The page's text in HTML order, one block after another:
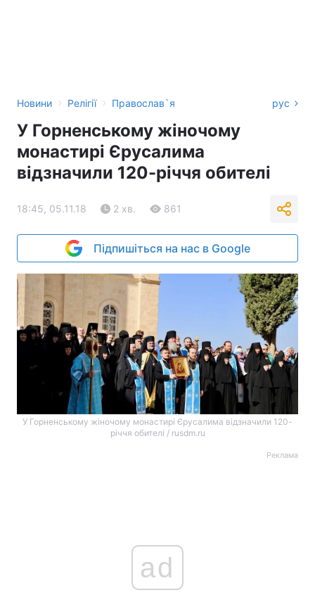
Новини › Релігії › Православ`я рус
У Горненському жіночому
монастирі Єрусалима
відзначили 120-річчя обителі
18:45, 05.11.18 2 хв. 861
Підпишіться на нас в Google
У Горненському жіночому монастирі Єрусалима відзначили 120-
річчя обителі / rusdm.ru
Реклама
ad